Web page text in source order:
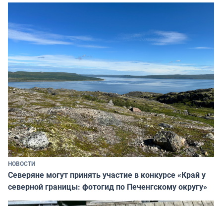
НОВОСТИ
Северяне могут принять участие в конкурсе «Край у
северной границы: фотогид по Печенгскому округу»